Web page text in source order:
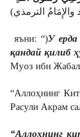
والإِمَامُ الترمذي)
яъни: “)У ерда
қандай қилиб
Муоз ибн Жабал
“Аллоҳнинг
Расули Акрам
“Аллоҳнинг